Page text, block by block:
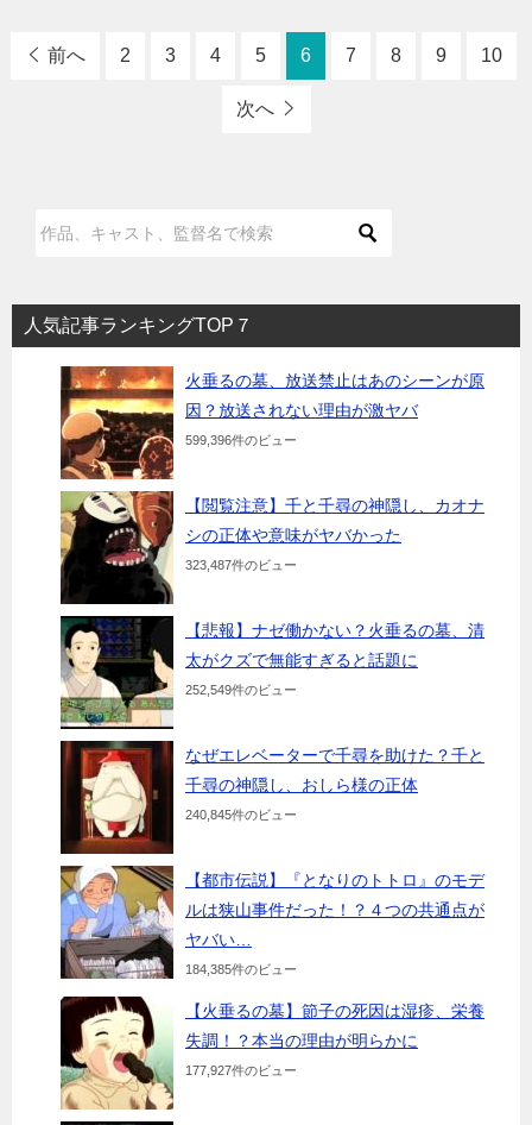
前へ 2 3 4 5 6 7 8 9 10
次へ
人気記事ランキングTOP７
火垂るの墓、放送禁止はあのシーンが原
因？放送されない理由が激ヤバ
599,396件のビュー
【閲覧注意】千と千尋の神隠し、カオナ
シの正体や意味がヤバかった
323,487件のビュー
【悲報】ナゼ働かない？火垂るの墓、清
太がクズで無能すぎると話題に
252,549件のビュー
なぜエレベーターで千尋を助けた？千と
千尋の神隠し、おしら様の正体
240,845件のビュー
【都市伝説】『となりのトトロ』のモデ
ルは狭山事件だった！？４つの共通点が
ヤバい…
184,385件のビュー
【火垂るの墓】節子の死因は湿疹、栄養
失調！？本当の理由が明らかに
177,927件のビュー